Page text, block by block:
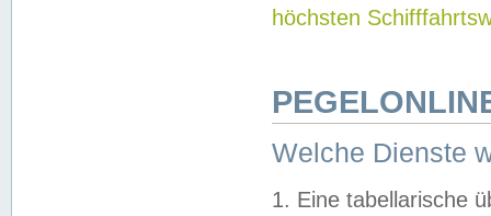
höchsten
Welche Dienste
1. Eine tabellarische